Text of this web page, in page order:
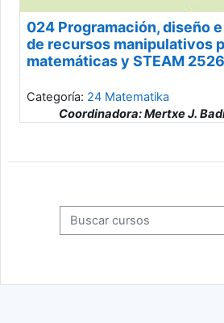
024 Programación, diseño
de recursos manipulativos
matemáticas y STEAM 2526
Categoría: 24 Matematika
Coordinadora: Mertxe J.
Buscar cursos